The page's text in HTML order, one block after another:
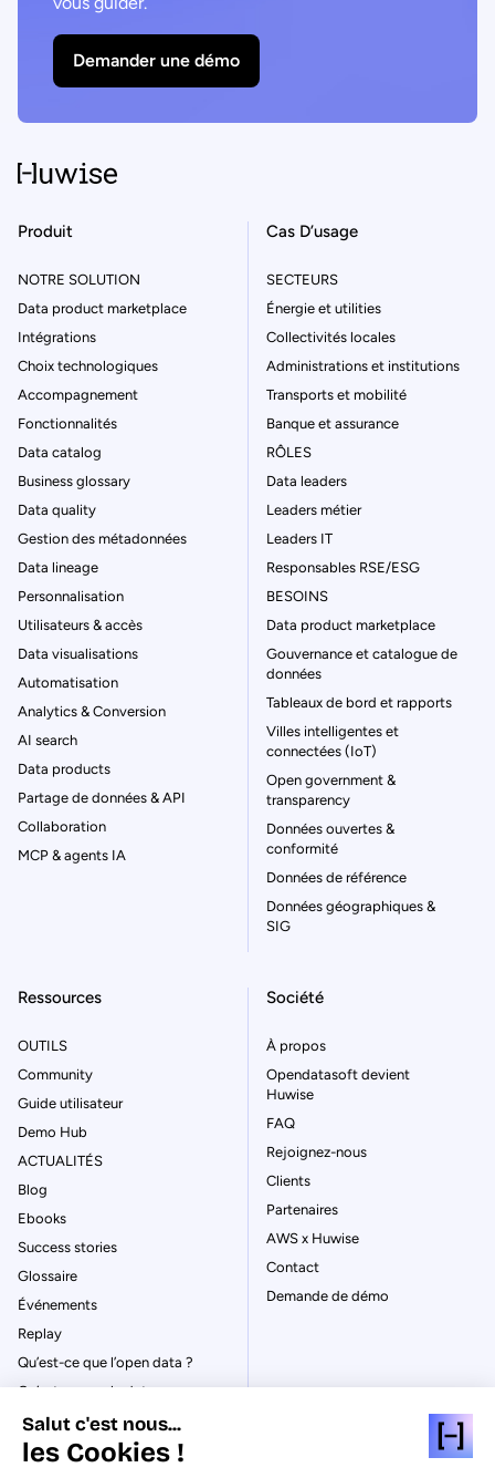
Demander une démo
Produit
NOTRE SOLUTION
Data product marketplace
Intégrations
Choix technologiques
Accompagnement
Fonctionnalités
Data catalog
Business glossary
Data quality
Gestion des métadonnées
Data lineage
Personnalisation
Utilisateurs & accès
Data visualisations
Automatisation
Analytics & Conversion
AI search
Data products
Partage de données & API
Collaboration
MCP & agents IA
Cas D’usage
SECTEURS
Énergie et utilities
Collectivités locales
Administrations et institutions
Transports et mobilité
Banque et assurance
RÔLES
Data leaders
Leaders métier
Leaders IT
Responsables RSE/ESG
BESOINS
Data product marketplace
Gouvernance et catalogue de
données
Tableaux de bord et rapports
Villes intelligentes et
connectées (IoT)
Open government &
transparency
Données ouvertes &
conformité
Données de référence
Données géographiques &
SIG
Ressources
OUTILS
Community
Guide utilisateur
Demo Hub
ACTUALITÉS
Blog
Ebooks
Success stories
Glossaire
Événements
Replay
Qu’est-ce que l’open data ?
Qu’est-ce que le data
La gouvernance des données
Société
À propos
Opendatasoft devient
Huwise
FAQ
Rejoignez-nous
Clients
Partenaires
AWS x Huwise
Contact
Demande de démo
Salut c'est nous...
les Cookies !